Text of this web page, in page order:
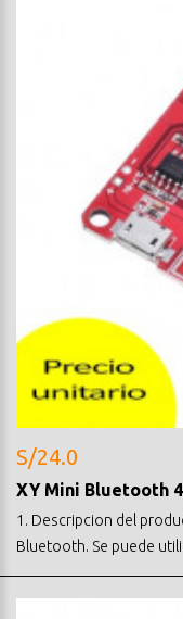
S/24.0
XY Mini Bluetooth
1. Descripcion del
Bluetooth. Se puede